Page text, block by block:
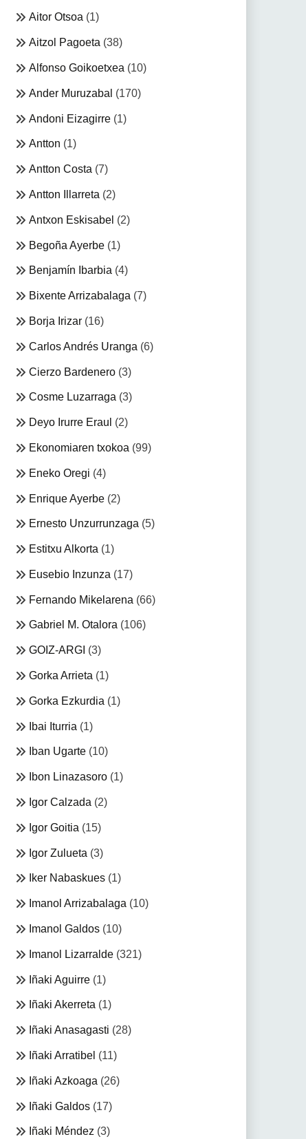
Aitor Otsoa (1)
Aitzol Pagoeta (38)
Alfonso Goikoetxea (10)
Ander Muruzabal (170)
Andoni Eizagirre(1)
Antton (1)
Antton Costa (7)
Antton Illarreta (2)
Antxon Eskisabel (2)
Begoña Ayerbe(1)
Benjamín Ibarbia (4)
Bixente Arrizabalaga (7)
Borja Irizar(16)
Carlos Andrés Uranga (6)
Cierzo Bardenero(3)
Cosme Luzarraga (3)
Deyo Irurre Eraul (2)
Ekonomiaren txokoa (99)
Eneko Oregi (4)
Enrique Ayerbe(2)
Ernesto Unzurrunzaga (5)
Estitxu Alkorta (1)
Eusebio Inzunza (17)
Fernando Mikelarena (66)
Gabriel M. Otalora(106)
GOIZ-ARGI (3)
Gorka Arrieta (1)
Gorka Ezkurdia (1)
Ibai Iturria (1)
Iban Ugarte(10)
Ibon Linazasoro(1)
Igor Calzada (2)
Igor Goitia (15)
Igor Zulueta (3)
Iker Nabaskues(1)
Imanol Arrizabalaga (10)
Imanol Galdos(10)
Imanol Lizarralde(321)
Iñaki Aguirre(1)
Iñaki Akerreta(1)
Iñaki Anasagasti (28)
Iñaki Arratibel (11)
Iñaki Azkoaga (26)
Iñaki Galdos(17)
Iñaki Méndez(3)